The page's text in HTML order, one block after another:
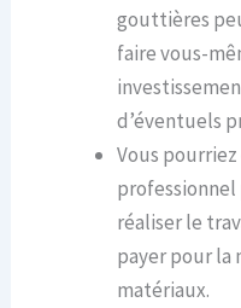
gouttières
faire vous-
d’éventuels
Vous
réaliser le
payer pour la
matériaux.